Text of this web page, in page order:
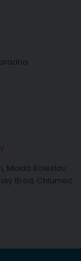
Mladá Boleslav,
Brod, Chlumec